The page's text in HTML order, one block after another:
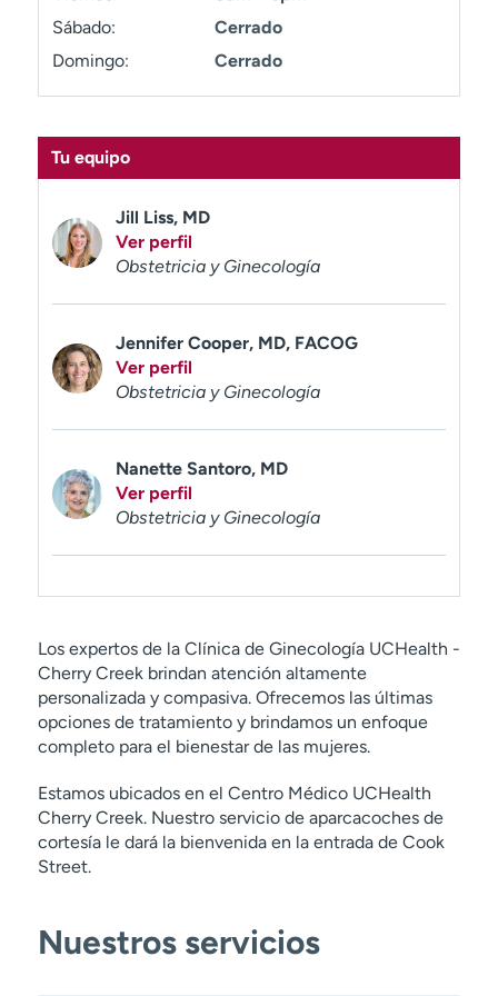
Sábado:
Cerrado
Domingo:
Cerrado
Tu equipo
Jill Liss, MD
Ver perfil
Obstetricia y Ginecología
Jennifer Cooper, MD, FACOG
Ver perfil
Obstetricia y Ginecología
Nanette Santoro, MD
Ver perfil
Obstetricia y Ginecología
Los expertos de la Clínica de Ginecología UCHealth -
Cherry Creek brindan atención altamente
personalizada y compasiva. Ofrecemos las últimas
opciones de tratamiento y brindamos un enfoque
completo para el bienestar de las mujeres.
Estamos ubicados en el Centro Médico UCHealth
Cherry Creek. Nuestro servicio de aparcacoches de
cortesía le dará la bienvenida en la entrada de Cook
Street.
Nuestros servicios